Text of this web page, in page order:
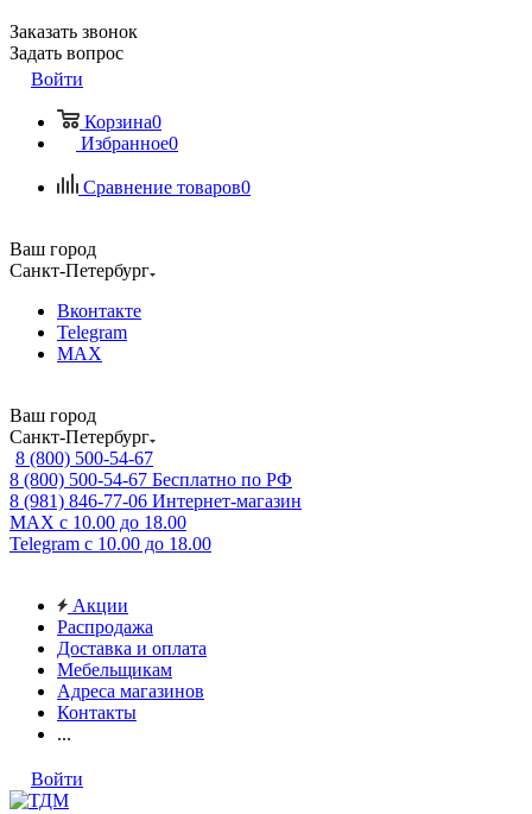
Заказать звонок
Задать вопрос
Войти
Корзина0
Избранное0
Сравнение товаров0
Ваш город
Санкт-Петербург
Вконтакте
Telegram
MAX
Ваш город
Санкт-Петербург
8 (800) 500-54-67
8 (800) 500-54-67 Бесплатно по РФ
8 (981) 846-77-06 Интернет-магазин
MAX с 10.00 до 18.00
Telegram с 10.00 до 18.00
Акции
Распродажа
Доставка и оплата
Мебельщикам
Адреса магазинов
Контакты
...
Войти